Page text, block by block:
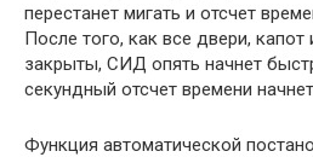
перестанет мигать и отсчет
После того, как все двери,
закрыты, СИД опять начнет
секундный отсчет времени
Функция автоматической